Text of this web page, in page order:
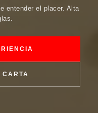
entender el placer. Alta
CARTA